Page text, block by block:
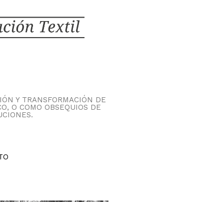
Y TRANSFORMACIÓN DE
O COMO OBSEQUIOS DE